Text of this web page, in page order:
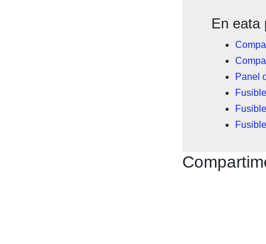
En eata
Panel